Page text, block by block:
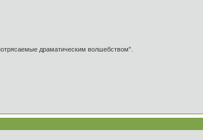
драматическим волшебством".